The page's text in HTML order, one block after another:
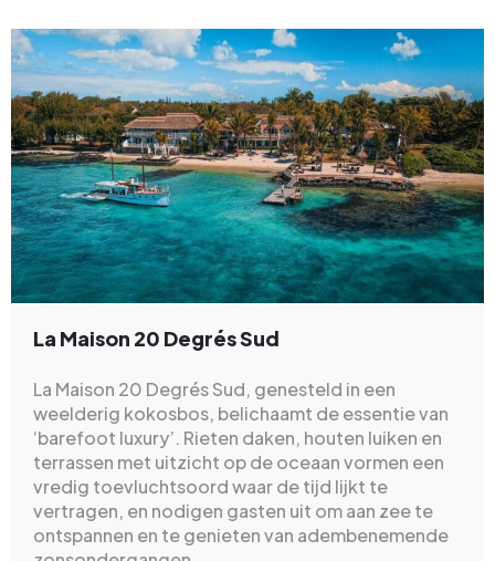
La Maison 20 Degrés Sud
La Maison 20 Degrés Sud, genesteld in een
weelderig kokosbos, belichaamt de essentie van
‘barefoot luxury’. Rieten daken, houten luiken en
terrassen met uitzicht op de oceaan vormen een
vredig toevluchtsoord waar de tijd lijkt te
vertragen, en nodigen gasten uit om aan zee te
ontspannen en te genieten van adembenemende